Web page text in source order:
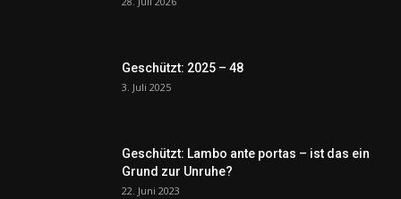
Geschützt: 2025 – 48
3. Juli 2025
Geschützt: Lambo ante portas – ist das ein
Grund zur Unruhe?
22. Juni 2023